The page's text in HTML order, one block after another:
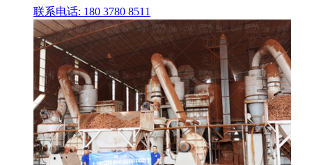
联系电话: 180 3780 8511